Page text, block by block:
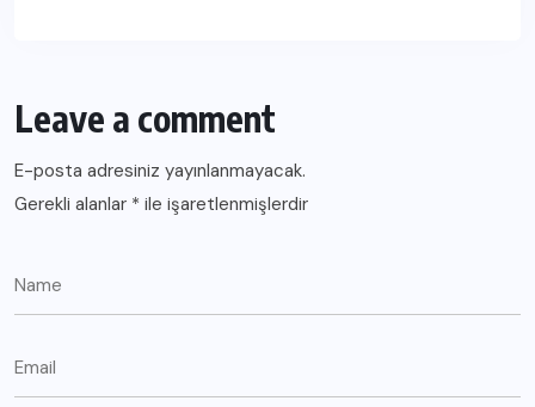
Leave a comment
E-posta adresiniz yayınlanmayacak.
Gerekli alanlar * ile işaretlenmişlerdir